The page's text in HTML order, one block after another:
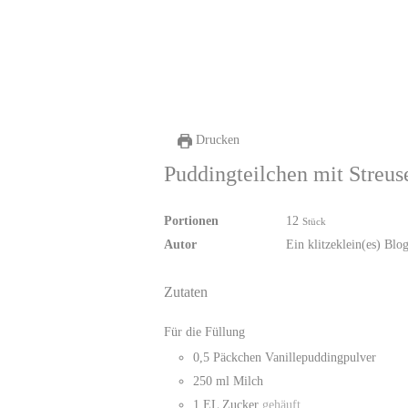
Drucken
Puddingteilchen mit
Portionen 12 Stück
Autor Ein klitzeklein(es) Blog
Zutaten
Für die Füllung
0,5 Päckchen Vanillepuddingpulver
250 ml Milch
1 EL Zucker gehäuft